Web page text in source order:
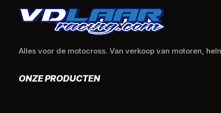
Alles voor de motocross. Van verkoop van motoren,
ONZE PRODUCTEN